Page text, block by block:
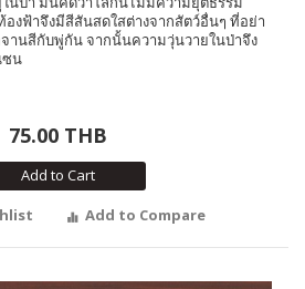
งฟ้าจึงมีสีสันสดใสต่างจากสัตว์อื่นๆ ที่อย่า
านสีกับพู่กัน จากนั้นความวุ่นวายในป่าจึง
ซน
75.00 THB
Add to Cart
Add to Compare